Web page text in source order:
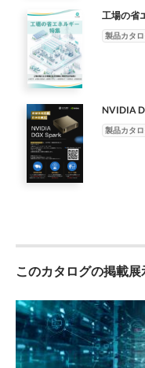
工場の省
製品カタ
NVIDIA
製品カタ
このカタログの掲載展